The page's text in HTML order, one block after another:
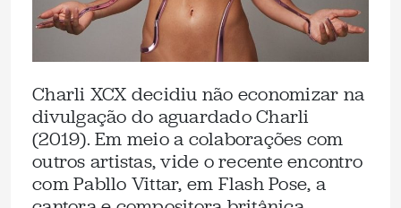
Charli XCX decidiu não economizar na
divulgação do aguardado Charli
(2019). Em meio a colaborações com
outros artistas, vide o recente encontro
com Pabllo Vittar, em Flash Pose, a